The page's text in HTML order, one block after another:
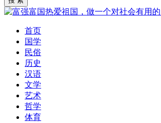
首页
国学
民俗
历史
汉语
文学
艺术
哲学
体育